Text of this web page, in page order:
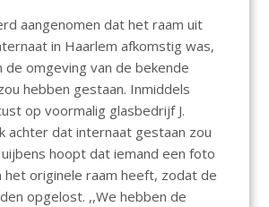
aangenomen dat het raam uit
in Haarlem afkomstig was,
de omgeving van de bekende
hebben gestaan. Inmiddels
op voormalig glasbedrijf J.
achter dat internaat gestaan zou
hoopt dat iemand een foto
het originele raam heeft, zodat de
opgelost. ,,We hebben de